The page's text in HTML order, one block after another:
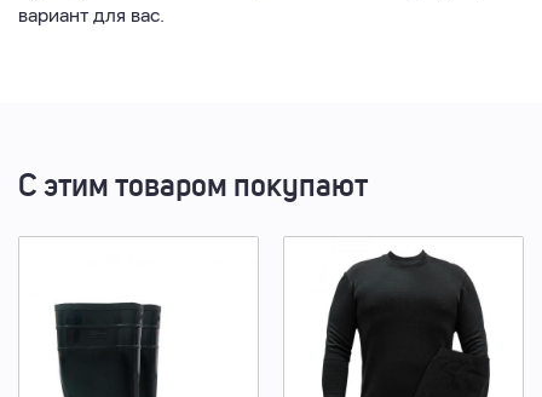
вариант для вас.
С этим товаром покупают